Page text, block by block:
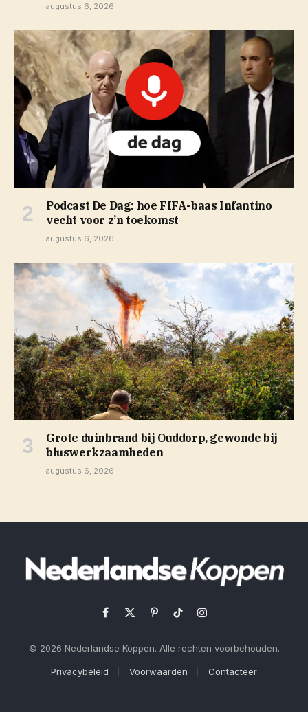
augustus 6, 2026
Podcast De Dag: hoe FIFA-baas Infantino
vecht voor z’n toekomst
augustus 6, 2026
Grote duinbrand bij Ouddorp, gewonde bij
bluswerkzaamheden
augustus 6, 2026
Facebook
X
PinterestTikTokInstagram
© 2026 Nederlandse Koppen. Alle rechten voorbehouden.
Privacybeleid Voorwaarden Contacteer